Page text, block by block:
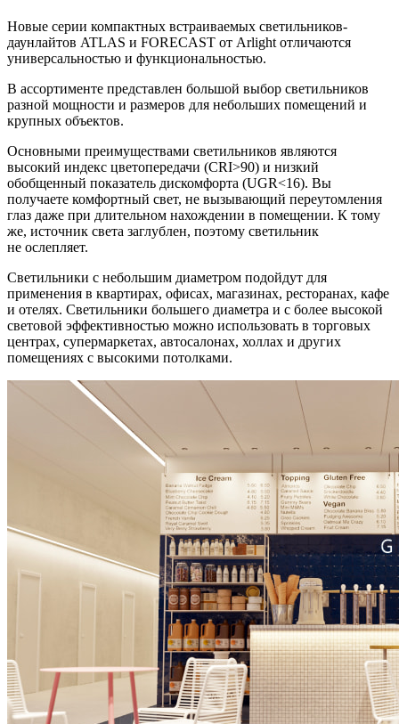
Новые серии компактных встраиваемых светильников-
даунлайтов ATLAS и FORECAST от Arlight отличаются
универсальностью и функциональностью.
В ассортименте представлен большой выбор светильников
разной мощности и размеров для небольших помещений и
крупных объектов.
Основными преимуществами светильников являются
высокий индекс цветопередачи (CRI>90) и низкий
обобщенный показатель дискомфорта (UGR<16). Вы
получаете комфортный свет, не вызывающий переутомления
глаз даже при длительном нахождении в помещении. К тому
же, источник света заглублен, поэтому светильник
не ослепляет.
Светильники с небольшим диаметром подойдут для
применения в квартирах, офисах, магазинах, ресторанах, кафе
и отелях. Светильники большего диаметра и с более высокой
световой эффективностью можно использовать в торговых
центрах, супермаркетах, автосалонах, холлах и других
помещениях с высокими потолками.